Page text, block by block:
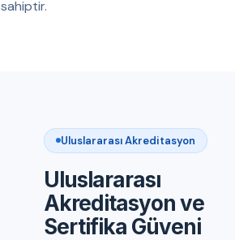
sahiptir.
Uluslararası Akreditasyon
Uluslararası
Akreditasyon ve
Sertifika Güveni